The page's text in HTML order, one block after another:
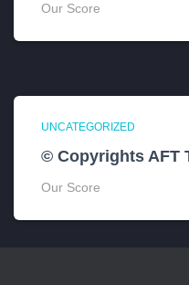
Our Score
UNCATEGORIZED
© Copyrights AFT
Our Score